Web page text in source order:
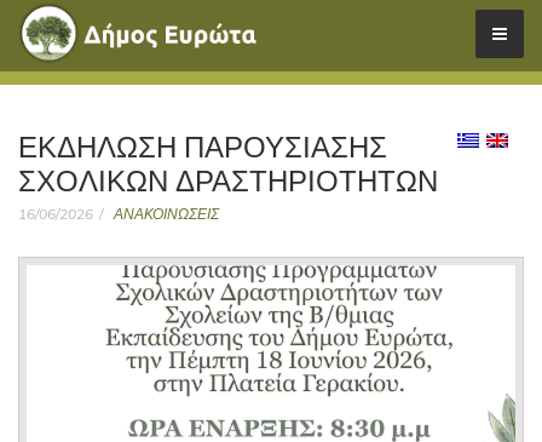
ΕΚΔΉΛΩΣΗ ΠΑΡΟΥΣΊΑΣΗΣ
ΣΧΟΛΙΚΏΝ ΔΡΑΣΤΗΡΙΟΤΉΤΩΝ
16/06/2026 ΑΝΑΚΟΙΝΩΣΕΙΣ